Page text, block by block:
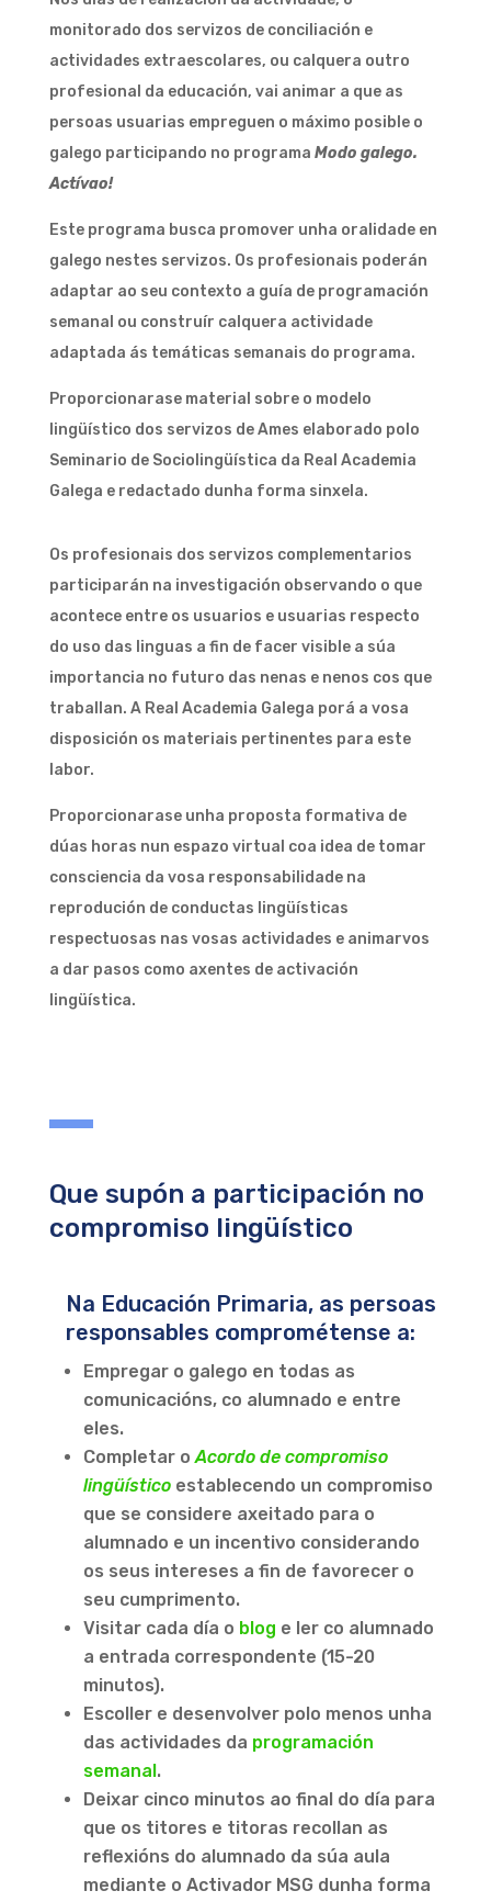
monitorado dos servizos de conciliación e
actividades extraescolares, ou calquera outro
profesional da educación, vai animar a que as
persoas usuarias empreguen o máximo posible o
galego participando no programa Modo galego.
Actívao!
Este programa busca promover unha oralidade en
galego nestes servizos. Os profesionais poderán
adaptar ao seu contexto a guía de programación
semanal ou construír calquera actividade
adaptada ás temáticas semanais do programa.
Proporcionarase material sobre o modelo
lingüístico dos servizos de Ames elaborado polo
Seminario de Sociolingüística da Real Academia
Galega e redactado dunha forma sinxela.
Os profesionais dos servizos complementarios
participarán na investigación observando o que
acontece entre os usuarios e usuarias respecto
do uso das linguas a fin de facer visible a súa
importancia no futuro das nenas e nenos cos que
traballan. A Real Academia Galega porá a vosa
disposición os materiais pertinentes para este
labor.
Proporcionarase unha proposta formativa de
dúas horas nun espazo virtual coa idea de tomar
consciencia da vosa responsabilidade na
reprodución de conductas lingüísticas
respectuosas nas vosas actividades e animarvos
a dar pasos como axentes de activación
lingüística.
Que supón a participación no
compromiso lingüístico
Na Educación Primaria, as persoas
responsables comprométense a:
Empregar o galego en todas as
comunicacións, co alumnado e entre
eles.
Completar oAcordo de compromiso
lingüísticoestablecendo un compromiso
que se considere axeitado para o
alumnado e un incentivo considerando
os seus intereses a fin de favorecer o
seu cumprimento.
Visitar cada día o blog e ler co alumnado
a entrada correspondente (15-20
minutos).
Escoller e desenvolver polo menos unha
das actividades da programación
semanal .
Deixar cinco minutos ao final do día para
que os titores e titoras recollan as
reflexións do alumnado da súa aula
mediante o Activador MSG dunha forma